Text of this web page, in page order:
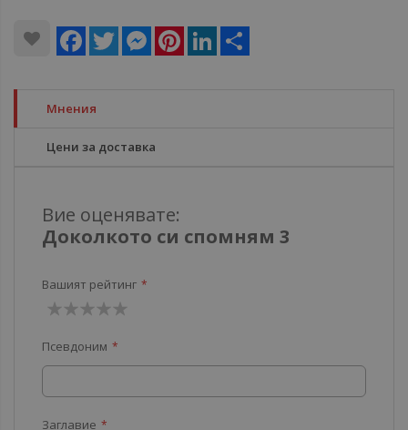
Facebook
Twitter MessengerPinterestLinkedIn
Мнения
Цени за доставка
Вие оценявате:
Доколкото си спомням 3
Вашият рейтинг
звезда
звезди
звезди
звезди
звезди
Псевдоним
Заглавие